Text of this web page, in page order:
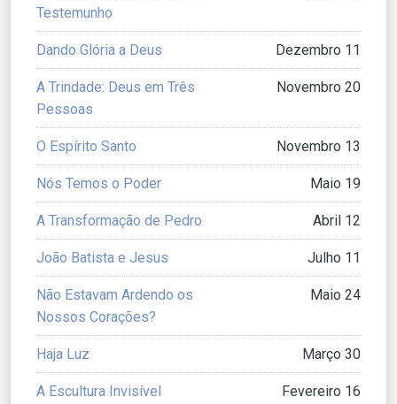
Testemunho
Dando Glória a Deus Dezembro 11
A Trindade: Deus em Três
Pessoas
Novembro 20
O Espírito Santo Novembro 13
Nós Temos o Poder Maio 19
A Transformação de Pedro Abril 12
João Batista e Jesus Julho 11
Não Estavam Ardendo os
Nossos Corações?
Maio 24
Haja Luz Março 30
A Escultura Invisível Fevereiro 16